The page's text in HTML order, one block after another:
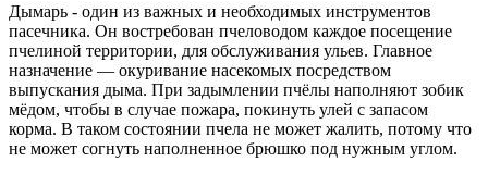
Дымарь - один из важных и необходимых инструментов
пасечника. Он востребован пчеловодом каждое посещение
пчелиной территории, для обслуживания ульев. Главное
назначение — окуривание насекомых посредством
выпускания дыма. При задымлении пчёлы наполняют зобик
мёдом, чтобы в случае пожара, покинуть улей с запасом
корма. В таком состоянии пчела не может жалить, потому что
не может согнуть наполненное брюшко под нужным углом.